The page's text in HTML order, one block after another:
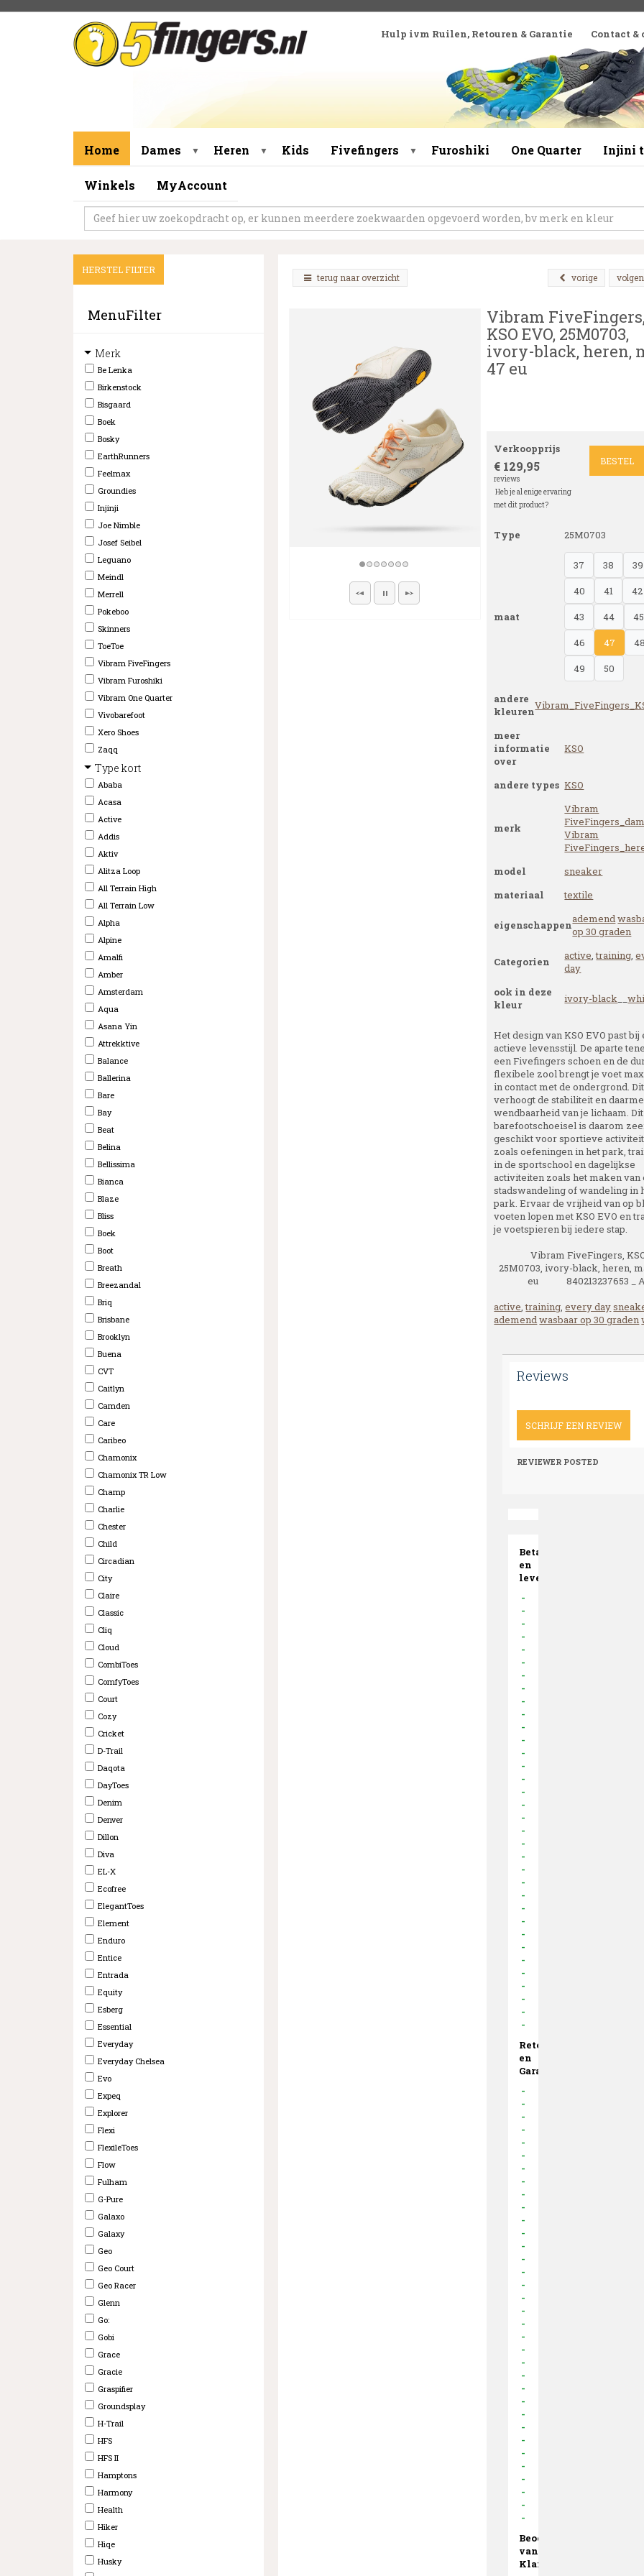
Hulp ivm Ruilen, Retouren & Garantie Contact
Home Dames ▼ Heren ▼ Kids Fivefingers ▼ Furoshiki One Quarter Injini
Winkels MyAccount
HERSTEL FILTER
MenuFilter
Merk
Be Lenka
Birkenstock
Bisgaard
Boek
Bosky
EarthRunners
Feelmax
Groundies
Injinji
Joe Nimble
Josef Seibel
Leguano
Meindl
Merrell
Pokeboo
Skinners
ToeToe
Vibram FiveFingers
Vibram Furoshiki
Vibram One Quarter
Vivobarefoot
Xero Shoes
Zaqq
Type kort
Ababa
Acasa
Active
Addis
Aktiv
Alitza Loop
All Terrain High
All Terrain Low
Alpha
Alpine
Amalfi
Amber
Amsterdam
Aqua
Asana Yin
Attrekktive
Balance
Ballerina
Bare
Bay
Beat
Belina
Bellissima
Bianca
Blaze
Bliss
Boek
Boot
Breath
Breezandal
Briq
Brisbane
Brooklyn
Buena
CVT
Caitlyn
Camden
Care
Caribeo
Chamonix
Chamonix TR Low
Champ
Charlie
Chester
Child
Circadian
City
Claire
Classic
Cliq
Cloud
CombiToes
ComfyToes
Court
Cozy
Cricket
D-Trail
Daqota
DayToes
Denim
Denver
Dillon
Diva
EL-X
Ecofree
ElegantToes
Element
Enduro
Entice
Entrada
Equity
Esberg
Essential
Everyday
Everyday Chelsea
Evo
Expeq
Explorer
Flexi
FlexileToes
Flow
Fulham
G-Pure
Galaxo
Galaxy
Geo
Geo Court
Geo Racer
Glenn
Go:
Gobi
Grace
Gracie
Graspifier
Groundsplay
H-Trail
HFS
HFS II
Hamptons
Harmony
Health
Hiker
Hiqe
Husky
terug naar overzicht vorige
Vibram FiveFingers,
KSO EVO, 25M0703,
ivory-black, heren,
47 eu
Verkoopprijs
€ 129,95
reviews
Heb je al enige ervaring
met dit product?
BESTEL
Type 25M0703
maat
37 38
39
40
41
42
43
44
45
46
47
48
49
50
andere
kleuren
meer
informatie
over
KSO
andere types KSO
merk
Vibram
Vibram
model
sneaker
materiaal
textile
eigenschappenademend
op 30 graden
Categorien active,training,
day
ook in deze
kleur
ivory-black __
Het design van KSO EVO past bij
actieve levensstijl. De aparte
een Fivefingers schoen en de
flexibele zool brengt je voet
in contact met de ondergrond. Dit
verhoogt de stabiliteit en
wendbaarheid van je lichaam.
barefootschoeisel is daarom
geschikt voor sportieve
zoals oefeningen in het park,
in de sportschool en dagelijkse
activiteiten zoals het maken van
stadswandeling of wandeling in
park. Ervaar de vrijheid van op
voeten lopen met KSO EVO en
je voetspieren bij iedere stap.
Vibram FiveFingers,
25M0703, ivory-black, heren,
eu 840213237653 _
active,training,every day
ademendwasbaar op 30 graden
Reviews
SCHRIJF EEN REVIEW
REVIEWER POSTED
Betaalwijzen
en
levertijd
-
-
-
-
-
-
-
-
-
-
-
-
-
-
-
-
-
-
-
-
-
-
-
-
-
-
-
-
-
-
-
-
-
-
Retouren
en
Garantie
-
-
-
-
-
-
-
-
-
-
-
-
-
-
-
-
-
-
-
-
-
-
-
-
-
-
-
-
-
-
-
-
-
-
Beoordelingen
van
Klanten